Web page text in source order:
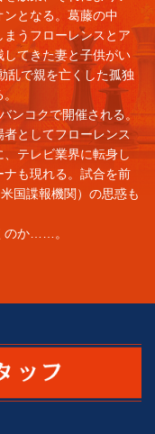
となる。葛藤の中
うフローレンスとア
てきた妻と子供がい
乱で親を亡くした孤独
ンコクで開催される。
としてフローレンス
、テレビ業界に転身し
も現れる。試合を前
国諜報機関）の思惑も
のか……。